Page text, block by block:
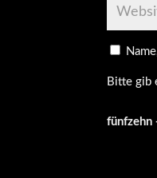
Bitte gib
fünfzehn